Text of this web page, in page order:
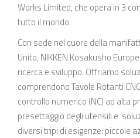
Works Limited, che opera in 3
tutto il mondo.
Con sede nel cuore della
Unito, NIKKEN Kosakusho
ricerca e sviluppo. Offriamo
comprendono Tavole Rotanti
controllo numerico (NC) ad alta
presettaggio degli utensili e
diversi tripi di esigenze: piccole